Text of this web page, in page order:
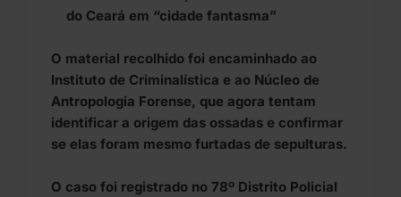
do Ceará em “cidade fantasma”
O material recolhido foi encaminhado ao
Instituto de Criminalística e ao Núcleo de
Antropologia Forense, que agora tentam
identificar a origem das ossadas e confirmar
se elas foram mesmo furtadas de sepulturas.
O caso foi registrado no 78º Distrito Policial